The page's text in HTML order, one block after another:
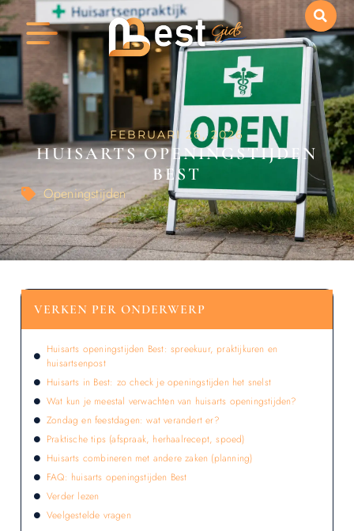
FEBRUARI 26, 2026
HUISARTS OPENINGSTIJDEN
BEST
Openingstijden
VERKEN PER ONDERWERP
Huisarts openingstijden Best: spreekuur, praktijkuren en
huisartsenpost
Huisarts in Best: zo check je openingstijden het snelst
Wat kun je meestal verwachten van huisarts openingstijden?
Zondag en feestdagen: wat verandert er?
Praktische tips (afspraak, herhaalrecept, spoed)
Huisarts combineren met andere zaken (planning)
FAQ: huisarts openingstijden Best
Verder lezen
Veelgestelde vragen